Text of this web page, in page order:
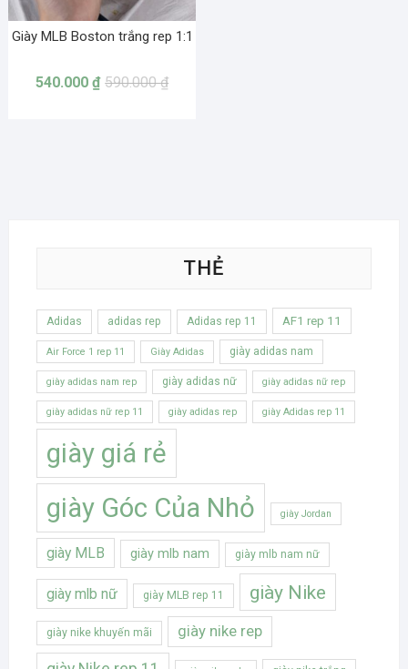
Giày MLB Boston trắng rep 1:1
590.000₫
540.000₫
THẺ
Adidas adidas rep Adidas rep 11 AF1 rep 11
Air Force 1 rep 11 Giày Adidas giày adidas nam
giày adidas nam rep giày adidas nữ giày adidas nữ rep
giày adidas nữ rep 11 giày adidas rep giày Adidas rep 11
giày giá rẻ
giày Góc Của Nhỏ
giày Jordan
giày MLB giày mlb nam giày mlb nam nữ
giày mlb nữ giày MLB rep 11 giày Nike
giày nike khuyến mãi giày nike rep